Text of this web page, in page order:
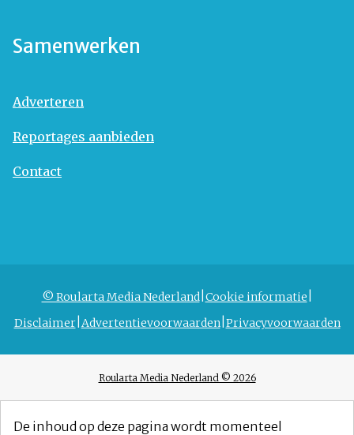
Samenwerken
Adverteren
Reportages aanbieden
Contact
© Roularta Media Nederland Cookie informatie
Disclaimer Advertentievoorwaarden Privacyvoorwaarden
Roularta Media Nederland © 2026
De inhoud op deze pagina wordt momenteel